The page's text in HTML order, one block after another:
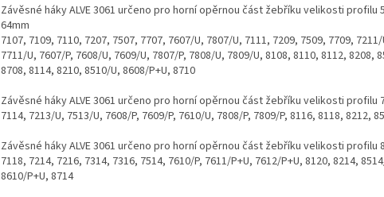
Závěsné háky ALVE 3061 určeno pro horní opěrnou část žebříku velikosti profilu
64mm
7107, 7109, 7110, 7207, 7507, 7707, 7607/U, 7807/U, 7111, 7209, 7509, 7709,
7711/U, 7607/P, 7608/U, 7609/U, 7807/P, 7808/U, 7809/U, 8108, 8110, 8112, 8208,
8708, 8114, 8210, 8510/U, 8608/P+U, 8710
Závěsné háky ALVE 3061 určeno pro horní opěrnou část žebříku velikosti profilu
7114, 7213/U, 7513/U, 7608/P, 7609/P, 7610/U, 7808/P, 7809/P, 8116, 8118, 8212,
Závěsné háky ALVE 3061 určeno pro horní opěrnou část žebříku velikosti profilu
7118, 7214, 7216, 7314, 7316, 7514, 7610/P, 7611/P+U, 7612/P+U, 8120, 8214,
8610/P+U, 8714